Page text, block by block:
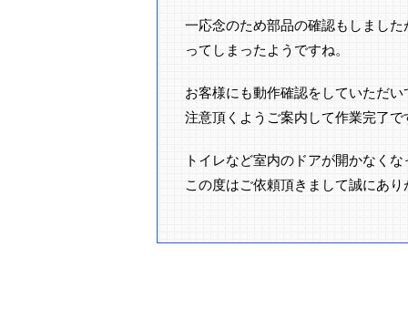
一応念のため部品の確認もしまし
ってしまったようですね。
お客様にも動作確認をしていただ
注意頂くようご案内して作業完了で
トイレなど室内のドアが開かなく
この度はご依頼頂きまして誠にあ